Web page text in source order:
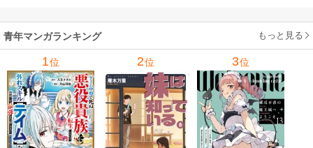
の
れ
メ
青年マンガランキング もっと見る
1位 2位 3位